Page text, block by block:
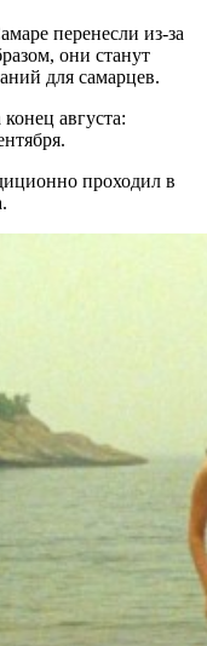
перенесли из-за
они станут
для самарцев.
августа:
проходил в